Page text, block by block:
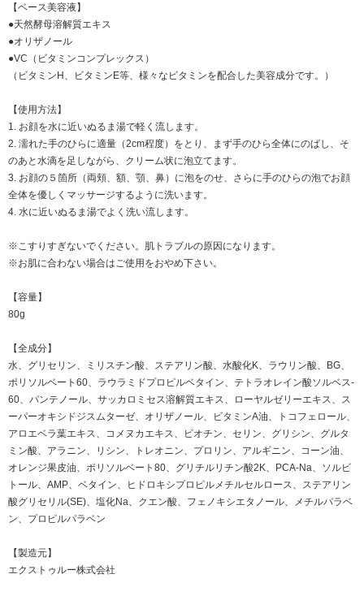
【ベース美容液】
●天然酵母溶解質エキス
●オリザノール
●VC（ビタミンコンプレックス）
（ビタミンH、ビタミンE等、様々なビタミンを配合した美容成分です。）
【使用方法】
1. お顔を水に近いぬるま湯で軽く流します。
2. 濡れた手のひらに適量（2cm程度）をとり、まず手のひら全体にのばし、そ
のあと水滴を足しながら、クリーム状に泡立てます。
3. お顔の５箇所（両頬、額、顎、鼻）に泡をのせ、さらに手のひらの泡でお顔
全体を優しくマッサージするように洗います。
4. 水に近いぬるま湯でよく洗い流します。
※こすりすぎないでください。肌トラブルの原因になります。
※お肌に合わない場合はご使用をおやめ下さい。
【容量】
80g
【全成分】
水、グリセリン、ミリスチン酸、ステアリン酸、水酸化K、ラウリン酸、BG、
ポリソルベート60、ラウラミドプロピルベタイン、テトラオレイン酸ソルベス-
60、パンテノール、サッカロミセス溶解質エキス、ローヤルゼリーエキス、ス
ーパーオキシドジスムターゼ、オリザノール、ビタミンA油、トコフェロール、
アロエベラ葉エキス、コメヌカエキス、ビオチン、セリン、グリシン、グルタ
ミン酸、アラニン、リシン、トレオニン、プロリン、アルギニン、コーン油、
オレンジ果皮油、ポリソルベート80、グリチルリチン酸2K、PCA-Na、ソルビ
トール、AMP、ベタイン、ヒドロキシプロピルメチルセルロース、ステアリン
酸グリセリル(SE)、塩化Na、クエン酸、フェノキシエタノール、メチルパラベ
ン、プロピルパラベン
【製造元】
エクストゥルー株式会社